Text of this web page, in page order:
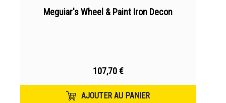
Meguiar's Wheel & Paint Iron Decon
107,70 €
AJOUTER AU PANIER